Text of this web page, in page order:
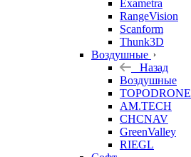
Exametra
RangeVision
Scanform
Thunk3D
Воздушные
Назад
Воздушные
TOPODRONE
AM.TECH
CHCNAV
GreenValley
RIEGL